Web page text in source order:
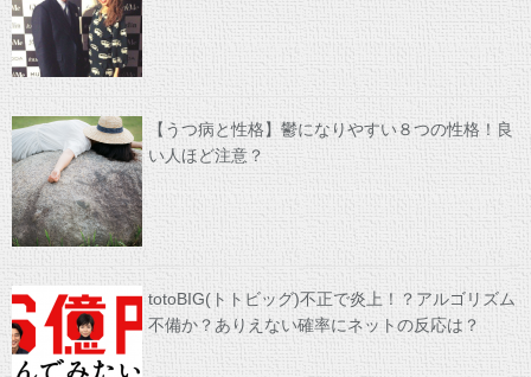
【うつ病と性格】鬱になりやすい８つの性格！良
い人ほど注意？
totoBIG(トトビッグ)不正で炎上！？アルゴリズム
不備か？ありえない確率にネットの反応は？